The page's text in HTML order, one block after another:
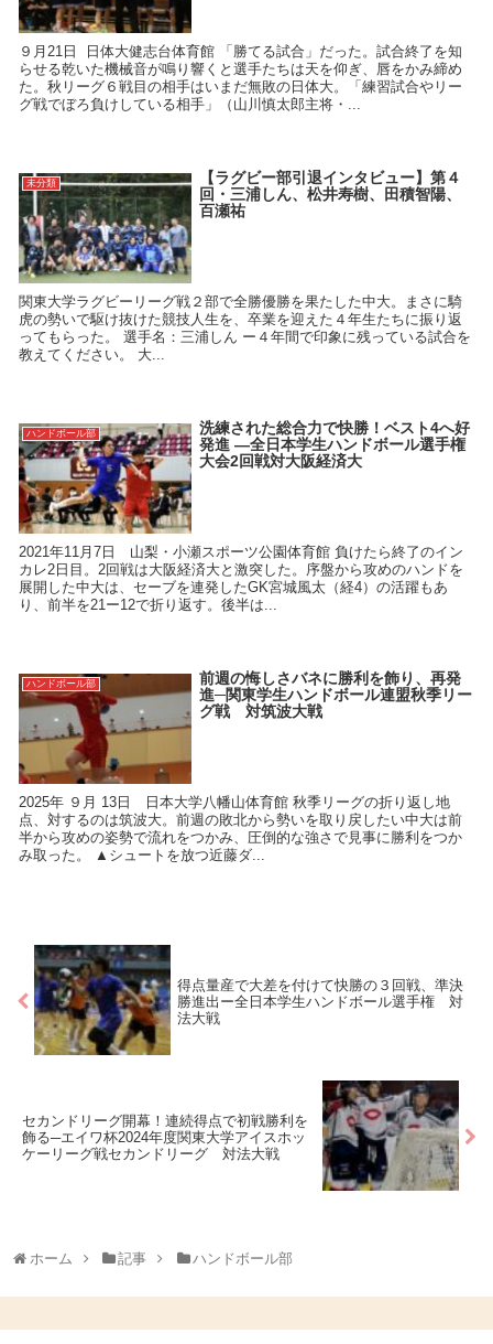
９月21日 日体大健志台体育館 「勝てる試合」だった。試合終了を知
らせる乾いた機械音が鳴り響くと選手たちは天を仰ぎ、唇をかみ締め
た。秋リーグ６戦目の相手はいまだ無敗の日体大。「練習試合やリー
グ戦でぼろ負けしている相手」（山川慎太郎主将・...
未分類
【ラグビー部引退インタビュー】第４
回・三浦しん、松井寿樹、田積智陽、
百瀬祐
関東大学ラグビーリーグ戦２部で全勝優勝を果たした中大。まさに騎
虎の勢いで駆け抜けた競技人生を、卒業を迎えた４年生たちに振り返
ってもらった。 選手名：三浦しん ー４年間で印象に残っている試合を
教えてください。 大...
ハンドボール部
洗練された総合力で快勝！ベスト4へ好
発進 ―全日本学生ハンドボール選手権
大会2回戦対大阪経済大
2021年11月7日 山梨・小瀬スポーツ公園体育館 負けたら終了のイン
カレ2日目。2回戦は大阪経済大と激突した。序盤から攻めのハンドを
展開した中大は、セーブを連発したGK宮城風太（経4）の活躍もあ
り、前半を21ー12で折り返す。後半は...
ハンドボール部
前週の悔しさバネに勝利を飾り、再発
進─関東学生ハンドボール連盟秋季リー
グ戦 対筑波大戦
2025年 ９月 13日 日本大学八幡山体育館 秋季リーグの折り返し地
点、対するのは筑波大。前週の敗北から勢いを取り戻したい中大は前
半から攻めの姿勢で流れをつかみ、圧倒的な強さで見事に勝利をつか
み取った。 ▲シュートを放つ近藤ダ...
得点量産で大差を付けて快勝の３回戦、準決
勝進出ー全日本学生ハンドボール選手権 対
法大戦
セカンドリーグ開幕！連続得点で初戦勝利を
飾る─エイワ杯2024年度関東大学アイスホッ
ケーリーグ戦セカンドリーグ 対法大戦
ホーム 記事 ハンドボール部